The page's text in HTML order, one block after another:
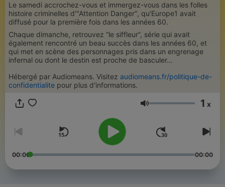
Le samedi accrochez-vous et immergez-vous dans les folles
histoire criminelles d'"Attention Danger", qu'Europe1 avait
diffusé pour la première fois dans les années 60.
Chaque dimanche, retrouvez “le siffleur”, série qui avait
également rencontré un beau succès dans les années 60, et
qui met en scène des personnages pris dans un engrenage
infernal ou dont le destin est proche de basculer…
Hébergé par Audiomeans. Visitez audiomeans.fr/politique-de-
confidentialite pour plus d'informations.
Volume 1 x
00:00 00:00